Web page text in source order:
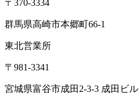
〒370-3334
群馬県高崎市本郷町66-1
東北営業所
〒981-3341
宮城県富谷市成田2-3-3 成田ビル